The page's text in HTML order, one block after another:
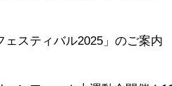
ェスティバル2025」のご案内